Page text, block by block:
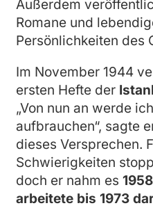
Außerdem
Romane und
Persönlichkeiten des
Im November 1944
ersten Hefte der
„Von nun an werde
aufbrauchen“, sagte
dieses Versprechen.
Schwierigkeiten
doch er nahm es
arbeitete bis 1973